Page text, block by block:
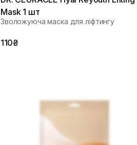
Mask 1 шт
Зволожуюча маска для ліфтингу
110₴